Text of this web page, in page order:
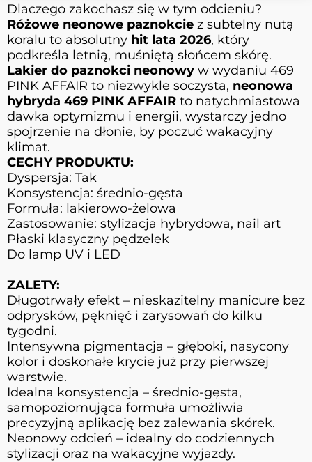
Dlaczego zakochasz się w tym odcieniu?
Różowe neonowe paznokcie z subtelny nutą
koralu to absolutny hit lata 2026, który
podkreśla letnią, muśniętą słońcem skórę.
Lakier do paznokci neonowy w wydaniu 469
PINK AFFAIR to niezwykle soczysta, neonowa
hybryda 469 PINK AFFAIR to natychmiastowa
dawka optymizmu i energii, wystarczy jedno
spojrzenie na dłonie, by poczuć wakacyjny
klimat.
CECHY PRODUKTU:
Dyspersja: Tak
Konsystencja: średnio-gęsta
Formuła: lakierowo-żelowa
Zastosowanie: stylizacja hybrydowa, nail art
Płaski klasyczny pędzelek
Do lamp UV i LED
ZALETY:
Długotrwały efekt – nieskazitelny manicure bez
odprysków, pęknięć i zarysowań do kilku
tygodni.
Intensywna pigmentacja – głęboki, nasycony
kolor i doskonałe krycie już przy pierwszej
warstwie.
Idealna konsystencja – średnio-gęsta,
samopoziomująca formuła umożliwia
precyzyjną aplikację bez zalewania skórek.
Neonowy odcień – idealny do codziennych
stylizacji oraz na wakacyjne wyjazdy.